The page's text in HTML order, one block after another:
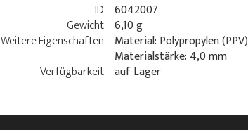
ID 6042007
Gewicht 6,10 g
Weitere Eigenschaften
Material: Polypropylen (PPV)
Materialstärke: 4,0 mm
Verfügbarkeit auf Lager